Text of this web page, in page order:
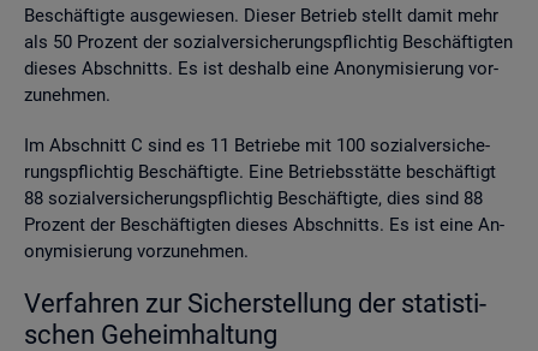
Be­schäf­tig­te aus­ge­wie­sen. Die­ser Be­trieb stellt damit mehr
als 50 Pro­zent der so­zi­al­ver­si­che­rungs­pflich­tig Be­schäf­tig­ten
die­ses Ab­schnitts. Es ist des­halb eine An­ony­mi­sie­rung vor­
zu­neh­men.
Im Ab­schnitt C sind es 11 Be­trie­be mit 100 so­zi­al­ver­si­che­
rungs­pflich­tig Be­schäf­tig­te. Eine Be­triebs­stät­te be­schäf­tigt
88 so­zi­al­ver­si­che­rungs­pflich­tig Be­schäf­tig­te, dies sind 88
Pro­zent der Be­schäf­tig­ten die­ses Ab­schnitts. Es ist eine An­
ony­mi­sie­rung vor­zu­neh­men.
Ver­fah­ren zur Si­cher­stel­lung der sta­tis­ti­
schen Ge­heim­hal­tung